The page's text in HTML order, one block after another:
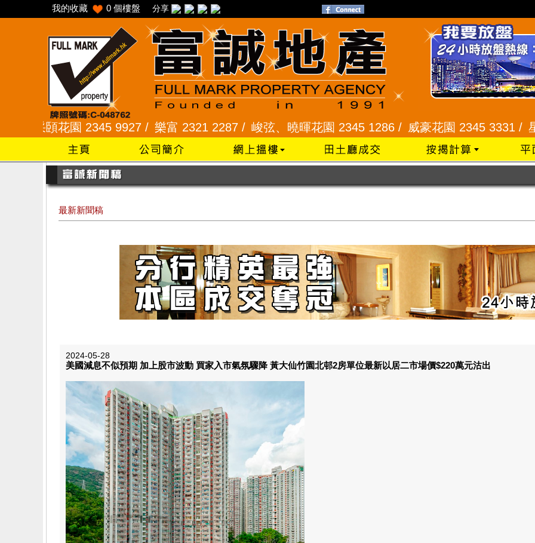
我的收藏 0 個樓盤 分享
花園 2345 9927 /樂富 2321 2287 /峻弦、曉暉花園 2345 1286 /威豪花園 2345 3331 /星河明居
最新新聞稿
2024-05-28
美國減息不似預期 加上股市波動 買家入市氣氛驟降 黃大仙竹園北邨2房單位最新以居二市場價$220萬元沽出